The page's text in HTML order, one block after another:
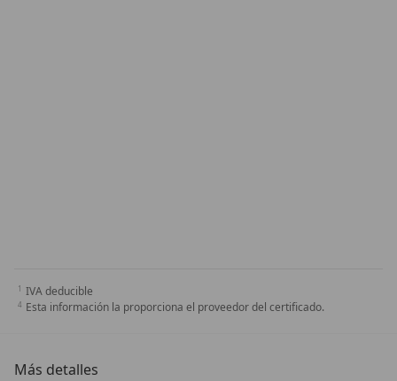
IVA deducible
Esta información la proporciona el proveedor del certificado.
Más detalles